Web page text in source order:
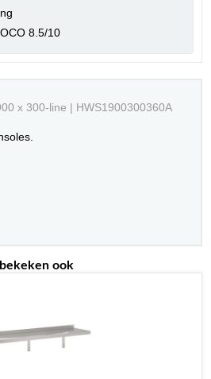
8.5/10
x 300-line | HWS1900300360A
ook